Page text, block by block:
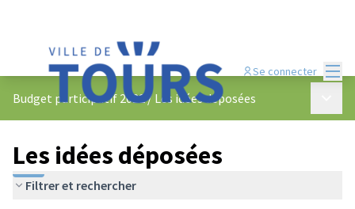
Se connecter
Budget participatif 2022/ Les idées déposées
Les idées déposées
Filtrer et rechercher